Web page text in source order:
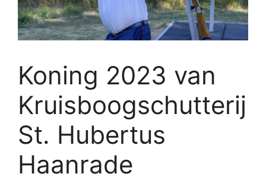
Koning 2023 van
Kruisboogschutterij
St. Hubertus
Haanrade